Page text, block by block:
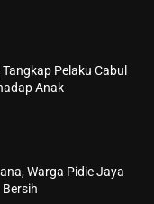
Pelaku Cabul
Anak
Warga Pidie Jaya